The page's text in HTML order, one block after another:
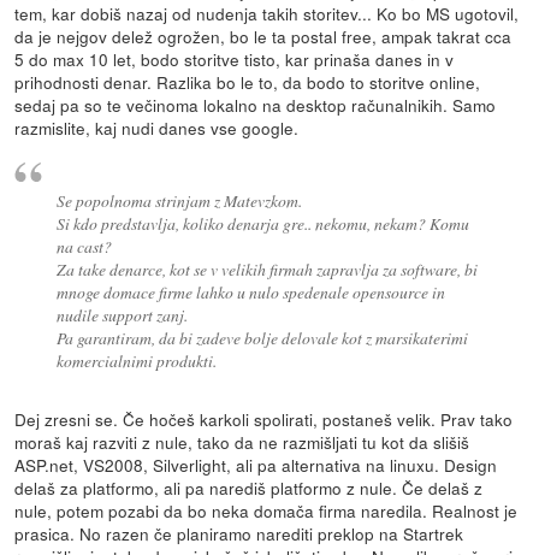
tem, kar dobiš nazaj od nudenja takih storitev... Ko bo MS ugotovil,
da je nejgov delež ogrožen, bo le ta postal free, ampak takrat cca
5 do max 10 let, bodo storitve tisto, kar prinaša danes in v
prihodnosti denar. Razlika bo le to, da bodo to storitve online,
sedaj pa so te večinoma lokalno na desktop računalnikih. Samo
razmislite, kaj nudi danes vse google.
Se popolnoma strinjam z Matevzkom.
Si kdo predstavlja, koliko denarja gre.. nekomu, nekam? Komu
na cast?
Za take denarce, kot se v velikih firmah zapravlja za software, bi
mnoge domace firme lahko u nulo spedenale opensource in
nudile support zanj.
Pa garantiram, da bi zadeve bolje delovale kot z marsikaterimi
komercialnimi produkti.
Dej zresni se. Če hočeš karkoli spolirati, postaneš velik. Prav tako
moraš kaj razviti z nule, tako da ne razmišljati tu kot da slišiš
ASP.net, VS2008, Silverlight, ali pa alternativa na linuxu. Design
delaš za platformo, ali pa narediš platformo z nule. Če delaš z
nule, potem pozabi da bo neka domača firma naredila. Realnost je
prasica. No razen če planiramo narediti preklop na Startrek